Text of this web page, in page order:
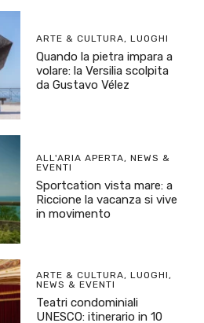
ARTE & CULTURA, LUOGHI
Quando la pietra impara a
volare: la Versilia scolpita
da Gustavo Vélez
ALL'ARIA APERTA, NEWS &
EVENTI
Sportcation vista mare: a
Riccione la vacanza si vive
in movimento
ARTE & CULTURA, LUOGHI,
NEWS & EVENTI
Teatri condominiali
UNESCO: itinerario in 10